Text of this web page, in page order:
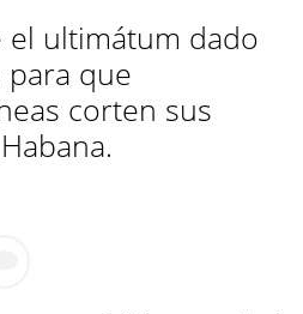
el ultimátum dado
que
corten sus